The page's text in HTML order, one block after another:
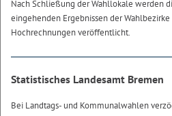
Nach Schließung der Wahllokale werden
eingehenden Ergebnissen der
Hochrechnungen veröffentlicht.
Statistisches Landesamt Bremen
Bei Landtags- und Kommunalwahlen